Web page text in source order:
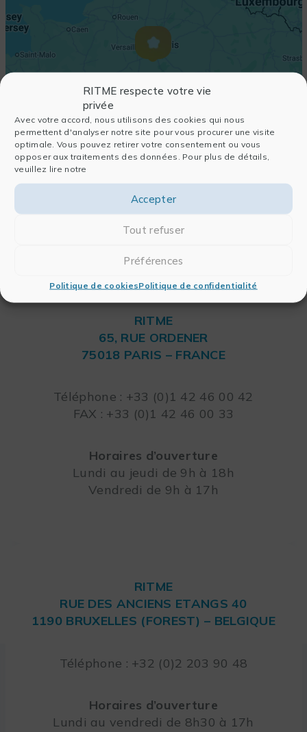
RITME respecte votre vie
privée
Avec votre accord, nous utilisons des cookies qui nous
permettent d'analyser notre site pour vous procurer une visite
optimale. Vous pouvez retirer votre consentement ou vous
opposer aux traitements des données. Pour plus de détails,
veuillez lire notre
Accepter
Tout refuser
Préférences
Politique de cookiesPolitique de confidentialité
RITME
65, RUE ORDENER
75018 PARIS – FRANCE
Téléphone : +33 (0)1 42 46 00 42
FAX : +33 (0)1 42 46 00 33
Horaires d’ouverture
Lundi au jeudi de 9h à 18h
Vendredi de 9h à 17h
RITME
RUE DES ANCIENS ETANGS 40
1190 BRUXELLES (FOREST) – BELGIQUE
Téléphone : +32 (0)2 203 90 48
Horaires d’ouverture
Lundi au vendredi de 8h30 à 17h